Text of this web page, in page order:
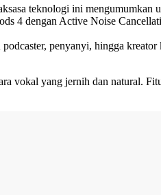
teknologi ini mengumumkan
4 dengan Active Noise
penyanyi, hingga
yang jernih dan natural.